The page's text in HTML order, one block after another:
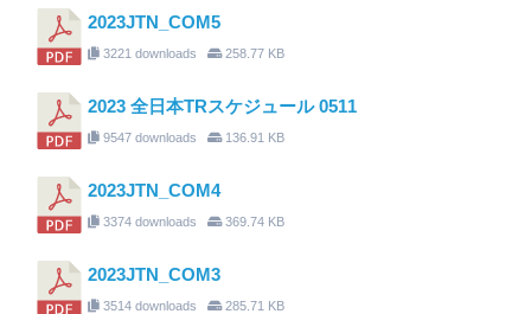
2023JTN_COM5
3221 downloads 258.77 KB
2023 全日本TRスケジュール 0511
9547 downloads 136.91 KB
2023JTN_COM4
3374 downloads 369.74 KB
2023JTN_COM3
3514 downloads 285.71 KB